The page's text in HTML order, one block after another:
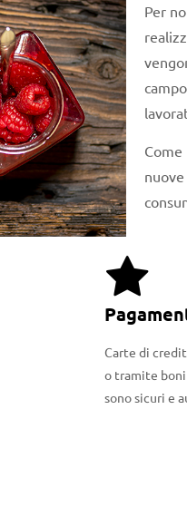
Per
Carte di
o tramite
sono sicuri e